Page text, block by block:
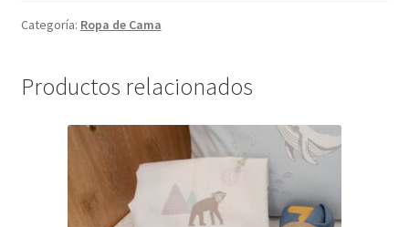
Categoría: Ropa de Cama
Productos relacionados